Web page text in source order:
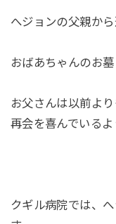
へジョンの父親か
おばあちゃんのお
お父さんは以前よ
再会を喜んでいるよ
クギル病院では、